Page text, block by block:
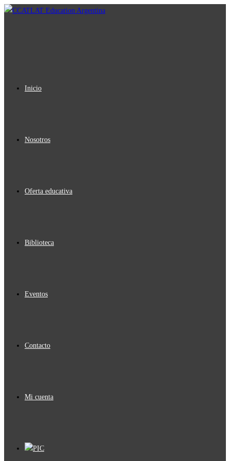
Ir
Inicio
Nosotros
Oferta educativa
Biblioteca
Eventos
Contacto
Mi cuenta
PIC